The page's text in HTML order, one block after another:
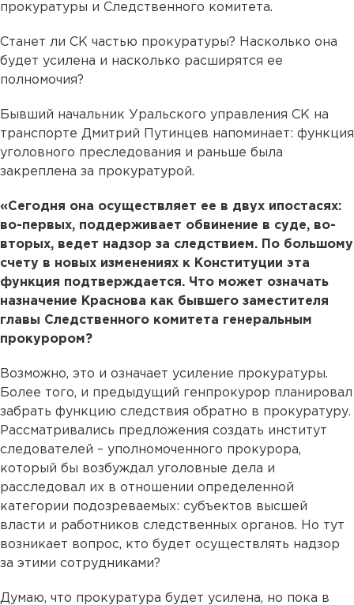
прокуратуры и Следственного комитета.
Станет ли СК частью прокуратуры? Насколько она
будет усилена и насколько расширятся ее
полномочия?
Бывший начальник Уральского управления СК на
транспорте Дмитрий Путинцев напоминает: функция
уголовного преследования и раньше была
закреплена за прокуратурой.
«Сегодня она осуществляет ее в двух ипостасях:
во-первых, поддерживает обвинение в суде, во-
вторых, ведет надзор за следствием. По большому
счету в новых изменениях к Конституции эта
функция подтверждается. Что может означать
назначение Краснова как бывшего заместителя
главы Следственного комитета генеральным
прокурором?
Возможно, это и означает усиление прокуратуры.
Более того, и предыдущий генпрокурор планировал
забрать функцию следствия обратно в прокуратуру.
Рассматривались предложения создать институт
следователей – уполномоченного прокурора,
который бы возбуждал уголовные дела и
расследовал их в отношении определенной
категории подозреваемых: субъектов высшей
власти и работников следственных органов. Но тут
возникает вопрос, кто будет осуществлять надзор
за этими сотрудниками?
Думаю, что прокуратура будет усилена, но пока в